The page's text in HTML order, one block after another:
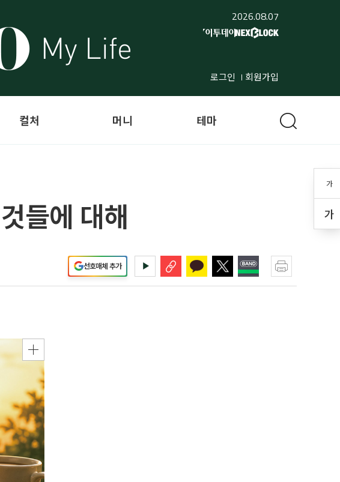
2026.08.07
로그인 회원가입
가
가
컬처 머니 테마
들에 대해
선호매체 추가